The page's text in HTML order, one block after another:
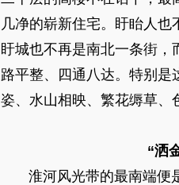
几净的崭新住宅。盱眙人也
盱城也不再是南北一条街
路平整、四通八达。特别是
姿、水山相映、繁花缛草、
“洒
淮河风光带的最南端便是